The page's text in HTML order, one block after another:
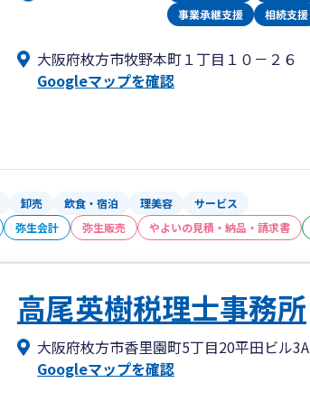
大阪府枚方市牧野本町１丁目１０－２６
Googleマップを確認
卸売 飲食・宿泊 理美容 サービス
弥生会計 弥生販売 やよいの見積・納品・請求書
高尾英樹税理士事務所
大阪府枚方市香里園町5丁目20平田ビル3A
Googleマップを確認